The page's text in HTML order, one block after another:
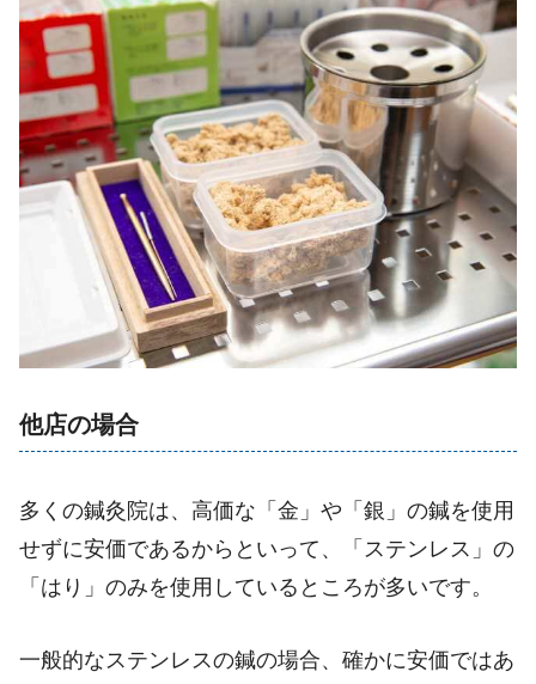
他店の場合
多くの鍼灸院は、高価な「金」や「銀」の鍼を使用
せずに安価であるからといって、「ステンレス」の
「はり」のみを使用しているところが多いです。
一般的なステンレスの鍼の場合、確かに安価ではあ